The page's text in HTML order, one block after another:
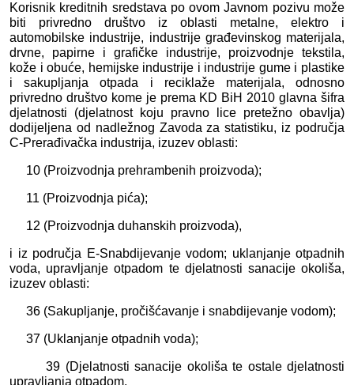
Korisnik kreditnih sredstava po ovom Javnom pozivu može
biti privredno društvo iz oblasti metalne, elektro i
automobilske industrije, industrije građevinskog materijala,
drvne, papirne i grafičke industrije, proizvodnje tekstila,
kože i obuće, hemijske industrije i industrije gume i plastike
i sakupljanja otpada i reciklaže materijala, odnosno
privredno društvo kome je prema KD BiH 2010 glavna šifra
djelatnosti (djelatnost koju pravno lice pretežno obavlja)
dodijeljena od nadležnog Zavoda za statistiku, iz područja
C-Prerađivačka industrija, izuzev oblasti:
10 (Proizvodnja prehrambenih proizvoda);
11 (Proizvodnja pića);
12 (Proizvodnja duhanskih proizvoda),
i iz područja E-Snabdijevanje vodom; uklanjanje otpadnih
voda, upravljanje otpadom te djelatnosti sanacije okoliša,
izuzev oblasti:
36 (Sakupljanje, pročišćavanje i snabdijevanje vodom);
37 (Uklanjanje otpadnih voda);
39 (Djelatnosti sanacije okoliša te ostale djelatnosti
upravljanja otpadom.